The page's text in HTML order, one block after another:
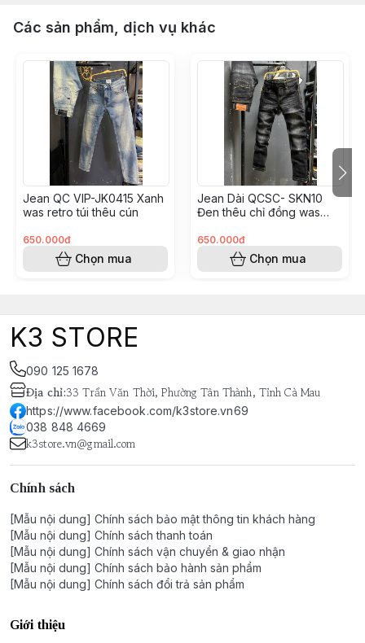
Các sản phẩm, dịch vụ khác
Jean QC VIP-JK0415 Xanh
was retro túi thêu cún
650.000đ
Chọn mua
Jean Dài QCSC- SKN10
Đen thêu chỉ đồng was
650.000đ
Chọn mua
K3 STORE
090 125 1678
Địa chỉ:33 Trần Văn Thời, Phường Tân Thành, Tỉnh Cà Mau
https://www.facebook.com/k3store.vn69
038 848 4669
k3store.vn@gmail.com
Chính sách
[Mẫu nội dung] Chính sách bảo mật thông tin khách hàng
[Mẫu nội dung] Chính sách thanh toán
[Mẫu nội dung] Chính sách vận chuyển & giao nhận
[Mẫu nội dung] Chính sách bảo hành sản phẩm
[Mẫu nội dung] Chính sách đổi trả sản phẩm
Giới thiệu